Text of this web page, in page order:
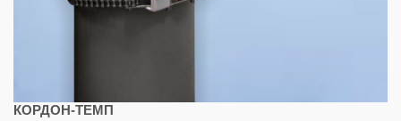
КОРДОН-ТЕМП